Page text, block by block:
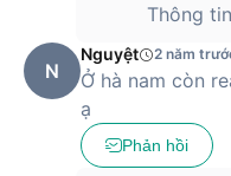
Thông
N
Nguyệt 2 năm
Ở hà nam còn
ạ
Phản hồi